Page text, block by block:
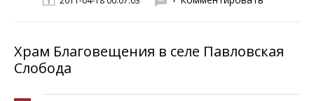
Храм Благовещения в селе Павловская
Слобода